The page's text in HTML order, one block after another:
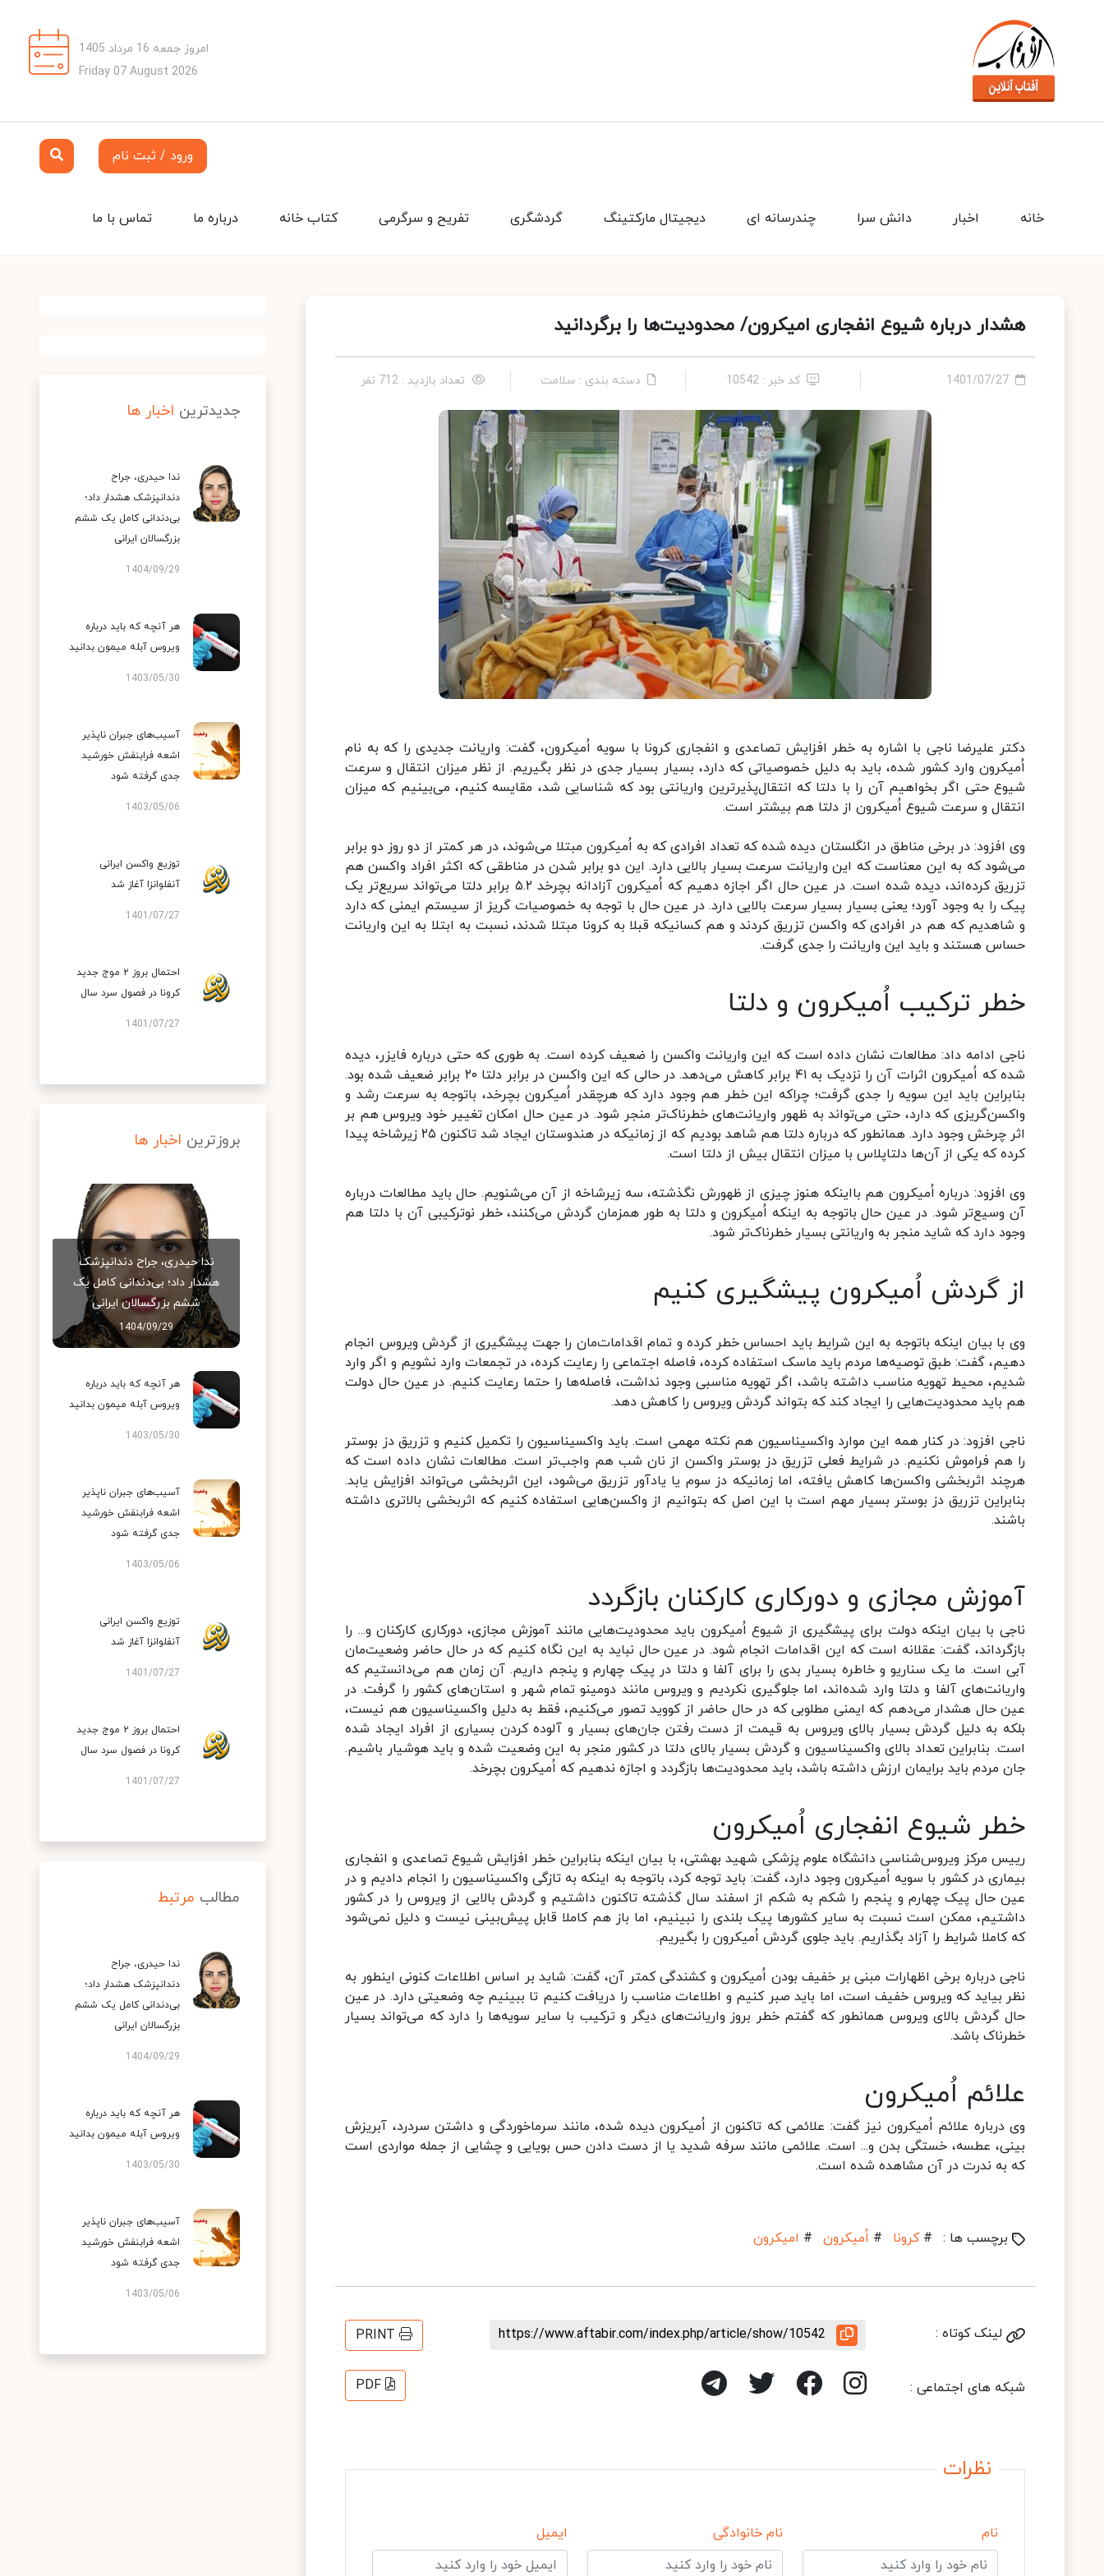
امروز جمعه 16 مرداد 1405
Friday 07 August 2026
ورود / ثبت نام
تماس با ما درباره ما کتاب خانه تفریح و سرگرمی گردشگری دیجیتال مارکتینگ چندرسانه ای دانش سرا اخبار خانه
هشدار درباره شیوع انفجاری امیکرون/ محدودیت‌ها را برگردانید
1401/07/27 کد خبر : 10542 دسته بندی : سلامت تعداد بازدید : 712 نفر
دکتر علیرضا ناجی با اشاره به خطر افزایش تصاعدی و انفجاری کرونا با سویه اُمیکرون، گفت: واریانت جدیدی را که به نام
اُمیکرون وارد کشور شده، باید به دلیل خصوصیاتی که دارد، بسیار بسیار جدی در نظر بگیریم. از نظر میزان انتقال و سرعت
شیوع حتی اگر بخواهیم آن را با دلتا که انتقال‌پذیرترین ‌واریانتی بود که شناسایی شد، مقایسه کنیم، می‌بینیم که میزان
انتقال و سرعت شیوع اُمیکرون از دلتا هم بیشتر است.
وی افزود: در برخی مناطق در انگلستان دیده شده که تعداد افرادی که به اُمیکرون مبتلا می‌شوند، در هر کمتر از دو روز دو برابر
می‌شود که به این معناست که این واریانت سرعت بسیار بالایی دارد. این دو برابر شدن در مناطقی که اکثر افراد واکسن هم
تزریق کرده‌اند، دیده شده است. در عین حال اگر اجازه دهیم که اُمیکرون آزادانه بچرخد ۵.۲ برابر دلتا می‌تواند سریع‌تر یک
پیک را به وجود آورد؛ یعنی بسیار بسیار سرعت بالایی دارد. در عین حال با توجه به خصوصیات گریز از سیستم ایمنی که دارد
و شاهدیم که هم در افرادی که واکسن تزریق کردند و هم کسانیکه قبلا به کرونا مبتلا شدند، نسبت به ابتلا به این واریانت
حساس هستند و باید این واریانت را جدی گرفت.
خطر ترکیب اُمیکرون و دلتا
ناجی ادامه داد: مطالعات نشان داده است که این واریانت واکسن را ضعیف کرده است. به طوری که حتی درباره فایزر، دیده
شده که اُمیکرون اثرات آن را نزدیک به ۴۱ برابر کاهش می‌دهد. در حالی که این واکسن در برابر دلتا ۲۰ برابر ضعیف شده بود.
بنابراین باید این سویه را جدی گرفت؛ چراکه این خطر هم وجود دارد که هرچقدر اُمیکرون بچرخد، باتوجه به سرعت رشد و
واکسن‌گریزی که دارد، حتی می‌تواند به ظهور واریانت‌های خطرناک‌تر منجر شود. در عین حال امکان تغییر خود ویروس هم بر
اثر چرخش وجود دارد. همانطور که درباره دلتا هم شاهد بودیم که از زمانیکه در هندوستان ایجاد شد تاکنون ۲۵ زیرشاخه پیدا
کرده که یکی از آن‌ها دلتاپلاس با میزان انتقال بیش از دلتا است.
وی افزود: درباره اُمیکرون هم بااینکه هنوز چیزی از ظهورش نگذشته، سه زیرشاخه از آن می‌شنویم. حال باید مطالعات درباره
آن وسیع‌تر شود. در عین حال باتوجه به اینکه اُمیکرون و دلتا به طور همزمان گردش می‌کنند، خطر نوترکیبی آن با دلتا هم
وجود دارد که شاید منجر به واریانتی بسیار خطرناک‌تر شود.
از گردش اُمیکرون پیشگیری کنیم
وی با بیان اینکه باتوجه به این شرایط باید احساس خطر کرده و تمام اقدامات‌مان را جهت پیشگیری از گردش ویروس انجام
دهیم، گفت: طبق توصیه‌ها مردم باید ماسک استفاده کرده، فاصله اجتماعی را رعایت کرده، در تجمعات وارد نشویم و اگر وارد
شدیم، محیط تهویه مناسب داشته باشد، اگر تهویه مناسبی وجود نداشت، فاصله‌ها را حتما رعایت کنیم. در عین حال دولت
هم باید محدودیت‌هایی را ایجاد کند که بتواند گردش ویروس را کاهش دهد.
ناجی افزود: در کنار همه این موارد واکسیناسیون هم نکته مهمی است. باید واکسیناسیون را تکمیل کنیم و تزریق دز بوستر
را هم فراموش نکنیم. در شرایط فعلی تزریق دز بوستر واکسن از نان شب هم واجب‌تر است. مطالعات نشان داده است که
هرچند اثربخشی واکسن‌ها کاهش یافته، اما زمانیکه دز سوم یا یادآور تزریق می‌شود، این اثربخشی می‌تواند افزایش یابد.
بنابراین تزریق دز بوستر بسیار مهم است با این اصل که بتوانیم از واکسن‌هایی استفاده کنیم که اثربخشی بالاتری داشته
باشند.
آموزش مجازی و دورکاری کارکنان بازگردد
ناجی با بیان اینکه دولت برای پیشگیری از شیوع اُمیکرون باید محدودیت‌هایی مانند آموزش مجازی، دورکاری کارکنان و... را
بازگرداند، گفت: عقلانه است که این اقدامات انجام شود. در عین حال نباید به این نگاه کنیم که در حال حاضر وضعیت‌مان
آبی است. ما یک سناریو و خاطره بسیار بدی را برای آلفا و دلتا در پیک چهارم و پنجم داریم. آن زمان هم می‌دانستیم که
واریانت‌های آلفا و دلتا وارد شده‌اند، اما جلوگیری نکردیم و ویروس مانند دومینو تمام شهر و استان‌های کشور را گرفت. در
عین حال هشدار می‌دهم که ایمنی مطلوبی که در حال حاضر از کووید تصور می‌کنیم، فقط به دلیل واکسیناسیون هم نیست،
بلکه به دلیل گردش بسیار بالای ویروس به قیمت از دست رفتن جان‌های بسیار و آلوده کردن بسیاری از افراد ایجاد شده
است. بنابراین تعداد بالای واکسیناسیون و گردش بسیار بالای دلتا در کشور منجر به این وضعیت شده و باید هوشیار باشیم.
جان مردم باید برایمان ارزش داشته باشد، باید محدودیت‌ها بازگردد و اجازه ندهیم که اُمیکرون بچرخد.
خطر شیوع انفجاری اُمیکرون
رییس مرکز ویروس‌شناسی دانشگاه علوم پزشکی شهید بهشتی، با بیان اینکه بنابراین خطر افزایش شیوع تصاعدی و انفجاری
بیماری در کشور با سویه اُمیکرون وجود دارد، گفت: باید توجه کرد، باتوجه به اینکه به تازگی واکسیناسیون را انجام دادیم و در
عین حال پیک چهارم و پنجم را شکم به شکم از اسفند سال گذشته تاکنون داشتیم و گردش بالایی از ویروس را در کشور
داشتیم، ممکن است نسبت به سایر کشورها پیک بلندی را نبینیم، اما باز هم کاملا قابل پیش‌بینی نیست و دلیل نمی‌شود
که کاملا شرایط را آزاد بگذاریم. باید جلوی گردش اُمیکرون را بگیریم.
ناجی درباره برخی اظهارات مبنی بر خفیف بودن اُمیکرون و کشندگی کمتر آن، گفت: شاید بر اساس اطلاعات کنونی اینطور به
نظر بیاید که ویروس خفیف است، اما باید صبر کنیم و اطلاعات مناسب را دریافت کنیم تا ببینیم چه وضعیتی دارد. در عین
حال گردش بالای ویروس همانطور که گفتم خطر بروز واریانت‌های دیگر و ترکیب با سایر سویه‌ها را دارد که می‌تواند بسیار
خطرناک باشد.
علائم اُمیکرون
وی درباره علائم اُمیکرون نیز گفت: علائمی که تاکنون از اُمیکرون دیده شده، مانند سرماخوردگی و داشتن سردرد، آبریزش
بینی، عطسه، خستگی بدن و... است. علائمی مانند سرفه شدید یا از دست دادن حس بویایی و چشایی از جمله مواردی است
که به ندرت در آن مشاهده شده است.
برچسب ها : # کرونا # اُمیکرون # امیکرون
لینک کوتاه : https://www.aftabir.com/index.php/article/show/10542
PRINT
شبکه های اجتماعی : PDF
نظرات
نام نام خانوادگی ایمیل
جدیدترین اخبار ها
ندا حیدری، جراح
دندانپزشک هشدار داد؛
بی‌دندانی کامل یک ششم
بزرگسالان ایرانی
1404/09/29
هر آنچه که باید درباره
ویروس آبله میمون بدانید
1403/05/30
آسیب‌های جبران ناپذیر
اشعه فرابنفش خورشید
جدی گرفته شود
1403/05/06
توزیع واکسن ایرانی
آنفلوانزا آغاز شد
1401/07/27
احتمال بروز ۲ موج جدید
کرونا در فصول سرد سال
1401/07/27
بروزترین اخبار ها
ندا حیدری، جراح دندانپزشک
هشدار داد؛ بی‌دندانی کامل یک
ششم بزرگسالان ایرانی
1404/09/29
هر آنچه که باید درباره
ویروس آبله میمون بدانید
1403/05/30
آسیب‌های جبران ناپذیر
اشعه فرابنفش خورشید
جدی گرفته شود
1403/05/06
توزیع واکسن ایرانی
آنفلوانزا آغاز شد
1401/07/27
احتمال بروز ۲ موج جدید
کرونا در فصول سرد سال
1401/07/27
مطالب مرتبط
ندا حیدری، جراح
دندانپزشک هشدار داد؛
بی‌دندانی کامل یک ششم
بزرگسالان ایرانی
1404/09/29
هر آنچه که باید درباره
ویروس آبله میمون بدانید
1403/05/30
آسیب‌های جبران ناپذیر
اشعه فرابنفش خورشید
جدی گرفته شود
1403/05/06